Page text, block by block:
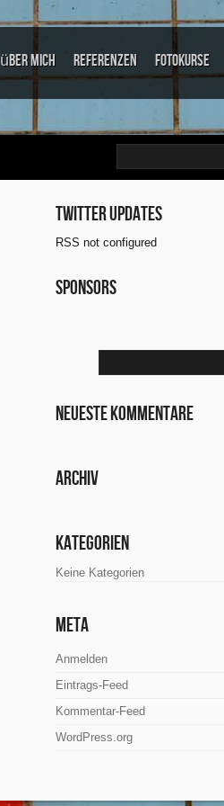
über mich Referenzen Fotokurse
Twitter updates
RSS not configured
Sponsors
Neueste Kommentare
Archiv
Kategorien
Keine Kategorien
Meta
Anmelden
Eintrags-Feed
Kommentar-Feed
WordPress.org